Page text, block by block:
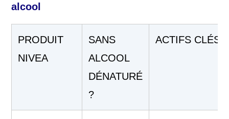
alcool
PRODUIT
NIVEA
SANS
ALCOOL
DÉNATURÉ
?
ACTIFS CLÉS